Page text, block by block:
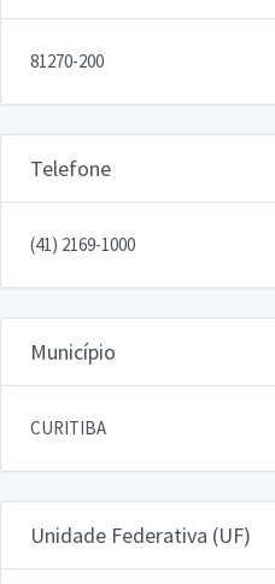
81270-200
Telefone
(41) 2169-1000
Município
CURITIBA
Unidade Federativa (UF)